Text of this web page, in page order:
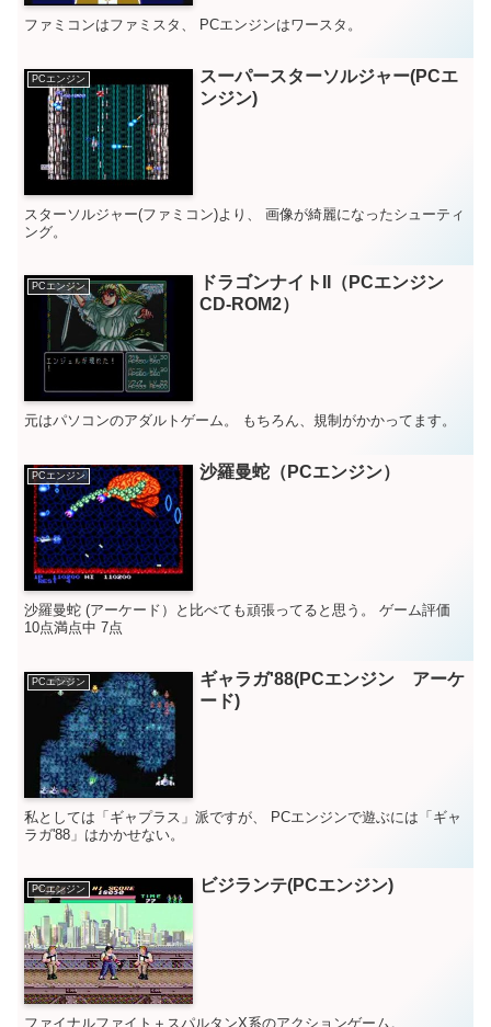
ファミコンはファミスタ、 PCエンジンはワースタ。
PCエンジン
スーパースターソルジャー(PCエ
ンジン)
スターソルジャー(ファミコン)より、 画像が綺麗になったシューティ
ング。
PCエンジン
ドラゴンナイトII（PCエンジン
CD-ROM2）
元はパソコンのアダルトゲーム。 もちろん、規制がかかってます。
PCエンジン 沙羅曼蛇（PCエンジン）
沙羅曼蛇 (アーケード）と比べても頑張ってると思う。 ゲーム評価
10点満点中 7点
PCエンジン
ギャラガ'88(PCエンジン アーケ
ード)
私としては「ギャプラス」派ですが、 PCエンジンで遊ぶには「ギャ
ラガ'88」はかかせない。
PCエンジン ビジランテ(PCエンジン)
ファイナルファイト＋スパルタンX系のアクションゲーム。